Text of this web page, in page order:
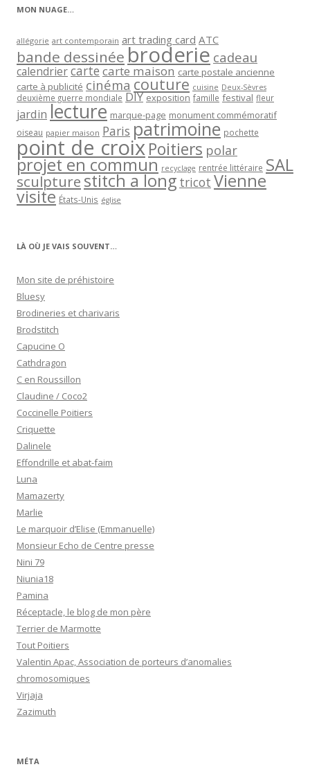
MON NUAGE…
allégorie art contemporain art trading card ATC
bande dessinée broderie cadeau
calendriercartecarte maison carte postale ancienne
carte à publicité cinéma couture cuisine Deux-Sèvres
deuxième guerre mondiale DIY exposition famille festival fleur
jardin lecture marque-page monument commémoratif
oiseau papier maison Paris patrimoine pochette
point de croixPoitiers polar
projet en commun recyclage rentrée littéraire SAL
sculpturestitch a long tricot Vienne
visite États-Unis église
LÀ OÙ JE VAIS SOUVENT…
Mon site de préhistoire
Bluesy
Brodineries et charivaris
Brodstitch
Capucine O
Cathdragon
C en Roussillon
Claudine / Coco2
Coccinelle Poitiers
Criquette
Dalinele
Effondrille et abat-faim
Luna
Mamazerty
Marlie
Le marquoir d’Elise (Emmanuelle)
Monsieur Echo de Centre presse
Nini 79
Niunia18
Pamina
Réceptacle, le blog de mon père
Terrier de Marmotte
Tout Poitiers
Valentin Apac, Association de porteurs d’anomalies
chromosomiques
Virjaja
Zazimuth
MÉTA